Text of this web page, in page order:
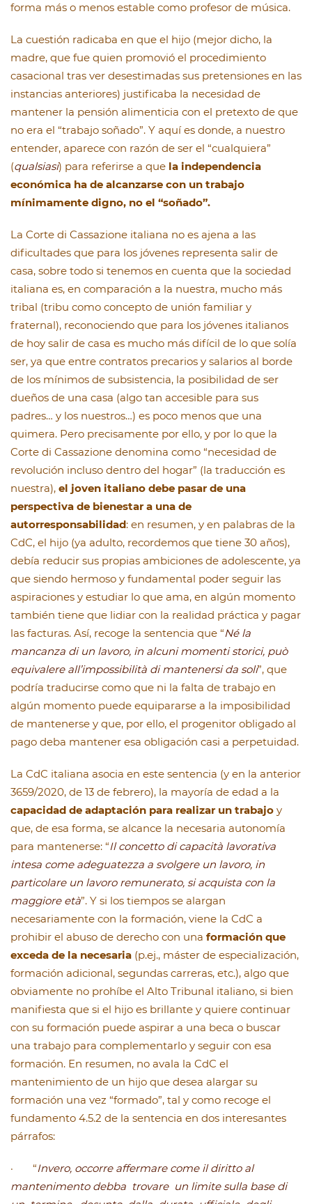
forma más o menos estable como profesor de música.
La cuestión radicaba en que el hijo (mejor dicho, la
madre, que fue quien promovió el procedimiento
casacional tras ver desestimadas sus pretensiones en las
instancias anteriores) justificaba la necesidad de
mantener la pensión alimenticia con el pretexto de que
no era el “trabajo soñado”. Y aquí es donde, a nuestro
entender, aparece con razón de ser el “cualquiera”
(qualsiasi) para referirse a que la independencia
económica ha de alcanzarse con un trabajo
mínimamente digno, no el “soñado”.
La Corte di Cassazione italiana no es ajena a las
dificultades que para los jóvenes representa salir de
casa, sobre todo si tenemos en cuenta que la sociedad
italiana es, en comparación a la nuestra, mucho más
tribal (tribu como concepto de unión familiar y
fraternal), reconociendo que para los jóvenes italianos
de hoy salir de casa es mucho más difícil de lo que solía
ser, ya que entre contratos precarios y salarios al borde
de los mínimos de subsistencia, la posibilidad de ser
dueños de una casa (algo tan accesible para sus
padres… y los nuestros…) es poco menos que una
quimera. Pero precisamente por ello, y por lo que la
Corte di Cassazione denomina como “necesidad de
revolución incluso dentro del hogar” (la traducción es
nuestra), el joven italiano debe pasar de una
perspectiva de bienestar a una de
autorresponsabilidad: en resumen, y en palabras de la
CdC, el hijo (ya adulto, recordemos que tiene 30 años),
debía reducir sus propias ambiciones de adolescente, ya
que siendo hermoso y fundamental poder seguir las
aspiraciones y estudiar lo que ama, en algún momento
también tiene que lidiar con la realidad práctica y pagar
las facturas. Así, recoge la sentencia que “Né la
mancanza di un lavoro, in alcuni momenti storici, può
equivalere all’impossibilità di mantenersi da soli”, que
podría traducirse como que ni la falta de trabajo en
algún momento puede equipararse a la imposibilidad
de mantenerse y que, por ello, el progenitor obligado al
pago deba mantener esa obligación casi a perpetuidad.
La CdC italiana asocia en este sentencia (y en la anterior
3659/2020, de 13 de febrero), la mayoría de edad a la
capacidad de adaptación para realizar un trabajo y
que, de esa forma, se alcance la necesaria autonomía
para mantenerse: “Il concetto di capacità lavorativa
intesa come adeguatezza a svolgere un lavoro, in
particolare un lavoro remunerato, si acquista con la
maggiore età”. Y si los tiempos se alargan
necesariamente con la formación, viene la CdC a
prohibir el abuso de derecho con una formación que
exceda de la necesaria (p.ej., máster de especialización,
formación adicional, segundas carreras, etc.), algo que
obviamente no prohíbe el Alto Tribunal italiano, si bien
manifiesta que si el hijo es brillante y quiere continuar
con su formación puede aspirar a una beca o buscar
una trabajo para complementarlo y seguir con esa
formación. En resumen, no avala la CdC el
mantenimiento de un hijo que desea alargar su
formación una vez “formado”, tal y como recoge el
fundamento 4.5.2 de la sentencia en dos interesantes
párrafos:
· “Invero, occorre affermare come il diritto al
mantenimento debba trovare un limite sulla base di